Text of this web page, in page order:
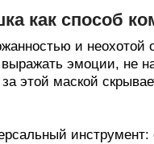
как способ
и неохотой
эмоции, не
этой маской